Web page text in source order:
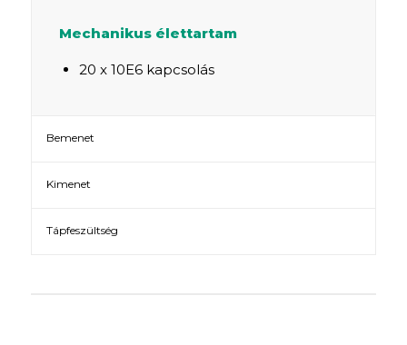
Mechanikus élettartam
20 x 10E6 kapcsolás
Bemenet
Kimenet
Tápfeszültség